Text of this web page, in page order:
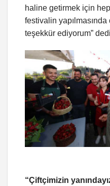
haline getirmek için
festivalin
teşekkür ediyorum”
“Çiftçimizin